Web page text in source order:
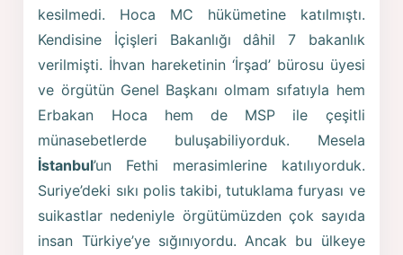
kesilmedi. Hoca MC hükümetine katılmıştı.
Kendisine İçişleri Bakanlığı dâhil 7 bakanlık
verilmişti. İhvan hareketinin ‘İrşad’ bürosu üyesi
ve örgütün Genel Başkanı olmam sıfatıyla hem
Erbakan Hoca hem de MSP ile çeşitli
münasebetlerde buluşabiliyorduk. Mesela
İstanbul’un Fethi merasimlerine katılıyorduk.
Suriye’deki sıkı polis takibi, tutuklama furyası ve
suikastlar nedeniyle örgütümüzden çok sayıda
insan Türkiye’ye sığınıyordu. Ancak bu ülkeye